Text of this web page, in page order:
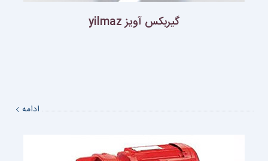
گيربكس آويز yilmaz
ادامه